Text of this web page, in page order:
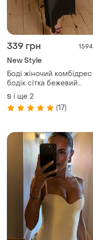
339 грн 1594
New Style
Боді жіночий комбідрес
бодік сітка бежевий
тілесний тату якісний
новий
S і ще 2
(17)